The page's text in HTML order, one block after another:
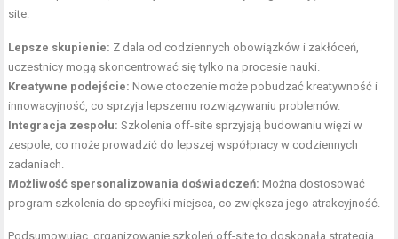
site:
Lepsze skupienie: Z dala od codziennych obowiązków i zakłóceń,
uczestnicy mogą skoncentrować się tylko na procesie nauki.
Kreatywne podejście: Nowe otoczenie może pobudzać kreatywność i
innowacyjność, co sprzyja lepszemu rozwiązywaniu problemów.
Integracja zespołu: Szkolenia off-site sprzyjają budowaniu więzi w
zespole, co może prowadzić do lepszej współpracy w codziennych
zadaniach.
Możliwość spersonalizowania doświadczeń: Można dostosować
program szkolenia do specyfiki miejsca, co zwiększa jego atrakcyjność.
Podsumowując, organizowanie szkoleń off-site to doskonała strategia,